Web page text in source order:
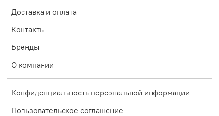
Доставка и оплата
Контакты
Бренды
О компании
Конфиденциальность персональной информации
Пользовательское соглашение